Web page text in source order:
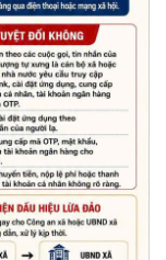
với thanh niên,
TNTP Hồ Chí
136 năm ngày
05/2026).